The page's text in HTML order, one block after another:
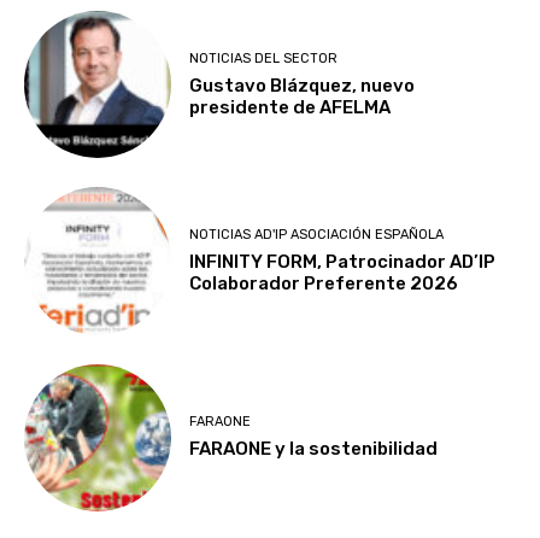
NOTICIAS DEL SECTOR
Gustavo Blázquez, nuevo
presidente de AFELMA
NOTICIAS AD'IP ASOCIACIÓN ESPAÑOLA
INFINITY FORM, Patrocinador AD’IP
Colaborador Preferente 2026
FARAONE
FARAONE y la sostenibilidad